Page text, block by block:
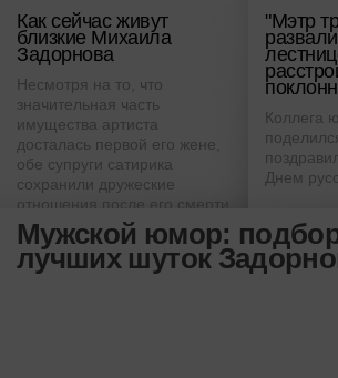
Как сейчас живут
близкие Михаила
Задорнова
Несмотря на то, что
значительная часть
имущества артиста
досталась первой его жене,
обе супруги сатирика
сохранили дружеские
отношения после его смерти
"Мэтр
Коллега
Днем
Мужской юмор:
лучших шуток